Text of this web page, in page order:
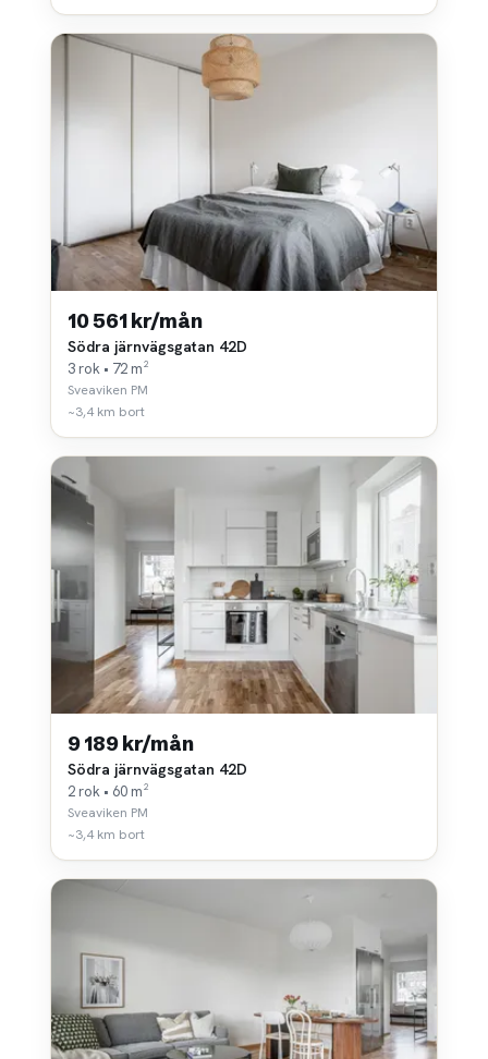
10 561 kr/mån
Södra järnvägsgatan 42D
3 rok • 72 m²
Sveaviken PM
~3,4 km bort
9 189 kr/mån
Södra järnvägsgatan 42D
2 rok • 60 m²
Sveaviken PM
~3,4 km bort